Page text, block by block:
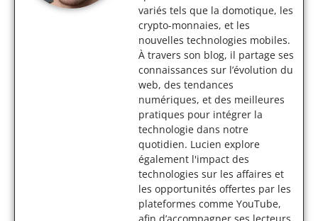
variés tels que la domotique, les
crypto-monnaies, et les
nouvelles technologies mobiles.
À travers son blog, il partage ses
connaissances sur l’évolution du
web, des tendances
numériques, et des meilleures
pratiques pour intégrer la
technologie dans notre
quotidien. Lucien explore
également l'impact des
technologies sur les affaires et
les opportunités offertes par les
plateformes comme YouTube,